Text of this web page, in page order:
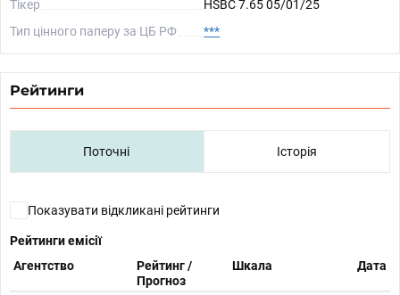
Тікер
HSBC 7.65 05/01/25
Тип цінного паперу за ЦБ РФ
***
Рейтинги
Поточні Історія
Показувати відкликані рейтинги
Рейтинги емісії
Агентство
Рейтинг /
Прогноз
Шкала Дата